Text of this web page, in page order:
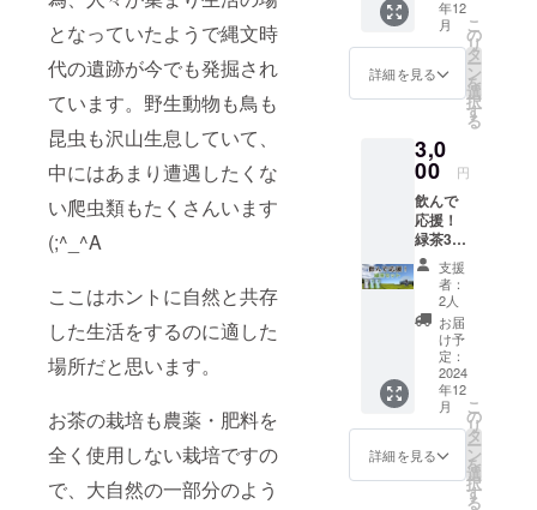
となっていたようで縄文時
代の遺跡が今でも発掘され
ています。野生動物も鳥も
昆虫も沢山生息していて、
中にはあまり遭遇したくな
い爬虫類もたくさんいます
(;^_^A
ここはホントに自然と共存
した生活をするのに適した
場所だと思います。
お茶の栽培も農薬・肥料を
全く使用しない栽培ですの
で、大自然の一部分のよう
材料
お茶(熊
本)、芳
醇和紅
茶 空
材料
お茶(熊
本) 至
高の
アール
グレイ
（2gx7
個）原
材料
お茶(熊
本)、甘
夏天然
香料(熊
本) 保存
方法
常温 賞
味期
年12
月
詳細を見る
こ
の
リ
タ
ー
ン
を
選
択
す
る
3,0
00 円
飲んで
応援！
緑茶3点
セット
内容量
煎茶
80g 原
材料
お茶(熊
本) x2個
上煎
茶 80g
原材
料 お
茶(熊本)
支援
者：
2人
お届
け予
定：
2024
年12
月
詳細を見る
こ
の
リ
タ
ー
ン
を
選
択
す
る